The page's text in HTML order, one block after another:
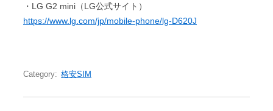
・LG G2 mini（LG公式サイト）
https://www.lg.com/jp/mobile-phone/lg-D620J
Category: 格安SIM